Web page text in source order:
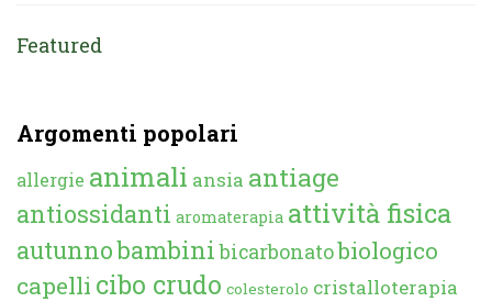
Featured
Argomenti popolari
allergie animali ansia antiage
antiossidanti aromaterapia attività fisica
autunnobambini bicarbonatobiologico
capelli cibo crudo colesterolo cristalloterapia